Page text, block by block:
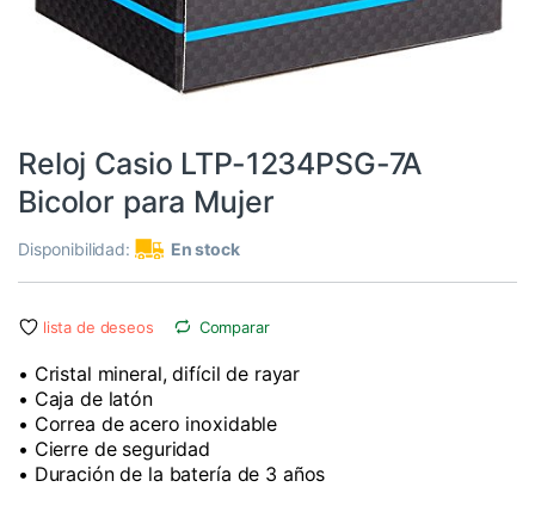
Reloj Casio LTP-1234PSG-7A
Bicolor para Mujer
Disponibilidad: En stock
lista de deseos Comparar
• Cristal mineral, difícil de rayar
• Caja de latón
• Correa de acero inoxidable
• Cierre de seguridad
• Duración de la batería de 3 años